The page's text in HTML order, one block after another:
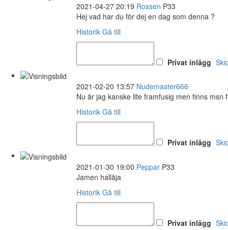
2021-04-27 20:19 Rossen P33
Hej vad har du för dej en dag som denna ?
Historik Gå till
Privat inlägg
2021-02-20 13:57 Nudemaster666
Nu är jag kanske lite framfusig men finns msn
Historik Gå till
Privat inlägg
2021-01-30 19:00 Peppar P33
Jamen hallåja
Historik Gå till
Privat inlägg